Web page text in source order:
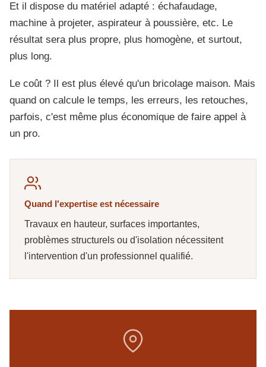
Et il dispose du matériel adapté : échafaudage,
machine à projeter, aspirateur à poussière, etc. Le
résultat sera plus propre, plus homogène, et surtout,
plus long.
Le coût ? Il est plus élevé qu'un bricolage maison. Mais
quand on calcule le temps, les erreurs, les retouches,
parfois, c'est même plus économique de faire appel à
un pro.
Quand l'expertise est nécessaire
Travaux en hauteur, surfaces importantes,
problèmes structurels ou d'isolation nécessitent
l'intervention d'un professionnel qualifié.